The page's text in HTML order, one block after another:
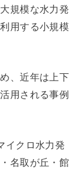
規模な水力発
用する小規模
、近年は上下
用される事例
イクロ水力発
名取が丘・館